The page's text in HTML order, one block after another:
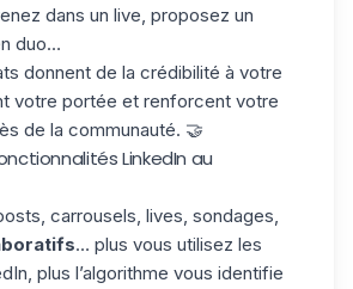
dans un live, proposez un
duo…
donnent de la crédibilité à votre
votre portée et renforcent votre
de la communauté. 🤝
LinkedIn au
carrousels, lives, sondages,
… plus vous utilisez les
plus l’algorithme vous identifie